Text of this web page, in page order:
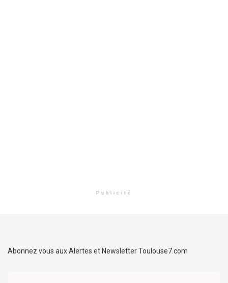
Publicité
Abonnez vous aux Alertes et Newsletter Toulouse7.com